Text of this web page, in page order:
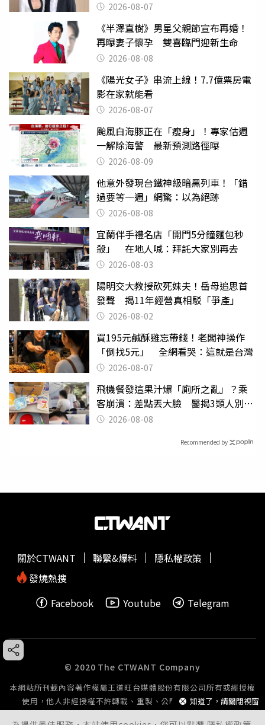
2026-08-07
《半澤直樹》男星父親節宣布再婚！
再曝妻子懷孕 雙喜臨門迎新生命
2026-08-08
《陽光女子》串流上線！7.7億票房電
影在家就能看
2026-08-07
颱風白海豚正在「瘦身」！專家估週
一解除海警 最新預測路徑曝
2026-08-09
他意外發現台鐵神級暗黑列車！「錯
過要等一週」網驚：以為絕跡
2026-08-08
宜蘭伴手禮名店「開門5分鐘麵包秒
殺」 在地人喊：拜託大家別再去
2026-08-03
陽明交大教授砍死妹夫！岳母追思首
發聲 揭11年經營真相駁「爭產」
2026-08-02
買195元鹹酥雞忘帶錢！老闆神操作
「倒找5元」 全網看哭：這就是台灣
2026-08-07
飛機餐發這果汁爆「廁所之亂」？乘
客崩潰：差點丟大臉 醫揭3類人別亂
喝 2026-08-08
Recommended by
知道了，請關閉視窗
關於CTWANT 聯繫&爆料
隱私權政策
發燒熱搜
Facebook
Youtube Telegram
© 2020 The CTWANT Company
本網站所刊載內容著作權屬王道旺台媒體股份有限公司所有或經授權
使用，他人非經授權不許轉載、重製、公開播送或公開傳輸。